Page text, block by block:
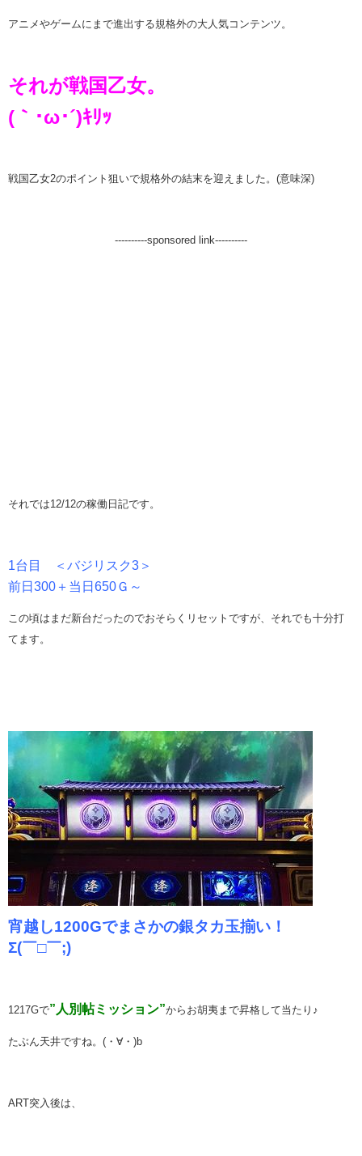
アニメやゲームにまで進出する規格外の大人気コンテンツ。
それが戦国乙女。
(｀･ω･´)ｷﾘｯ
戦国乙女2のポイント狙いで規格外の結末を迎えました。(意味深)
----------sponsored link----------
それでは12/12の稼働日記です。
1台目 ＜バジリスク3＞
前日300＋当日650Ｇ～
この頃はまだ新台だったのでおそらくリセットですが、それでも十分打
てます。
宵越し1200Gでまさかの銀タカ玉揃い！
Σ(￣□￣;)
1217Gで”人別帖ミッション”からお胡夷まで昇格して当たり♪
たぶん天井ですね。(・∀・)b
ART突入後は、